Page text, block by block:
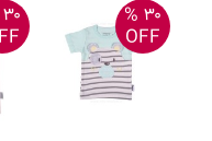
۳۰ %
OFF
۳۰ %